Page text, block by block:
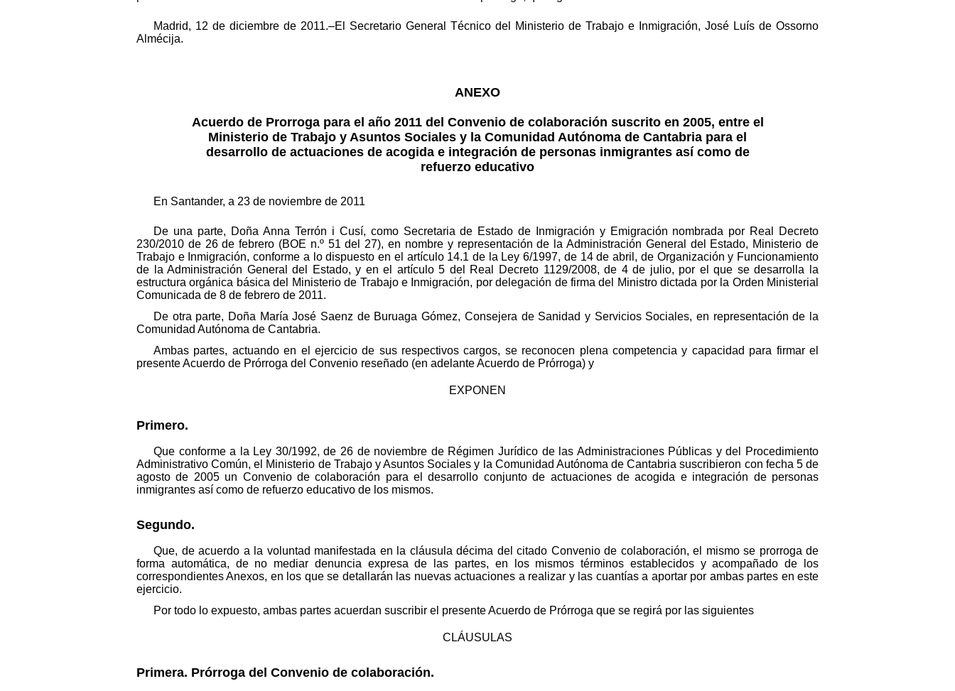
Madrid, 12 de diciembre de 2011.–El Secretario General Técnico del Ministerio de Trabajo e Inmigración, José Luís de Ossorno
Almécija.
ANEXO
Acuerdo de Prorroga para el año 2011 del Convenio de colaboración suscrito en 2005, entre el
Ministerio de Trabajo y Asuntos Sociales y la Comunidad Autónoma de Cantabria para el
desarrollo de actuaciones de acogida e integración de personas inmigrantes así como de
refuerzo educativo
En Santander, a 23 de noviembre de 2011
De una parte, Doña Anna Terrón i Cusí, como Secretaria de Estado de Inmigración y Emigración nombrada por Real Decreto
230/2010 de 26 de febrero (BOE n.º 51 del 27), en nombre y representación de la Administración General del Estado, Ministerio de
Trabajo e Inmigración, conforme a lo dispuesto en el artículo 14.1 de la Ley 6/1997, de 14 de abril, de Organización y Funcionamiento
de la Administración General del Estado, y en el artículo 5 del Real Decreto 1129/2008, de 4 de julio, por el que se desarrolla la
estructura orgánica básica del Ministerio de Trabajo e Inmigración, por delegación de firma del Ministro dictada por la Orden Ministerial
Comunicada de 8 de febrero de 2011.
De otra parte, Doña María José Saenz de Buruaga Gómez, Consejera de Sanidad y Servicios Sociales, en representación de la
Comunidad Autónoma de Cantabria.
Ambas partes, actuando en el ejercicio de sus respectivos cargos, se reconocen plena competencia y capacidad para firmar el
presente Acuerdo de Prórroga del Convenio reseñado (en adelante Acuerdo de Prórroga) y
EXPONEN
Primero.
Que conforme a la Ley 30/1992, de 26 de noviembre de Régimen Jurídico de las Administraciones Públicas y del Procedimiento
Administrativo Común, el Ministerio de Trabajo y Asuntos Sociales y la Comunidad Autónoma de Cantabria suscribieron con fecha 5 de
agosto de 2005 un Convenio de colaboración para el desarrollo conjunto de actuaciones de acogida e integración de personas
inmigrantes así como de refuerzo educativo de los mismos.
Segundo.
Que, de acuerdo a la voluntad manifestada en la cláusula décima del citado Convenio de colaboración, el mismo se prorroga de
forma automática, de no mediar denuncia expresa de las partes, en los mismos términos establecidos y acompañado de los
correspondientes Anexos, en los que se detallarán las nuevas actuaciones a realizar y las cuantías a aportar por ambas partes en este
ejercicio.
Por todo lo expuesto, ambas partes acuerdan suscribir el presente Acuerdo de Prórroga que se regirá por las siguientes
CLÁUSULAS
Primera. Prórroga del Convenio de colaboración.